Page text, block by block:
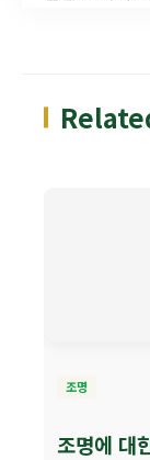
조명
조명에 대